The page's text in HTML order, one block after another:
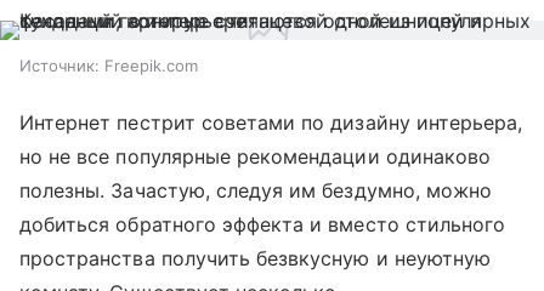
Источник: Freepik.com
Интернет пестрит советами по дизайну интерьера,
но не все популярные рекомендации одинаково
полезны. Зачастую, следуя им бездумно, можно
добиться обратного эффекта и вместо стильного
пространства получить безвкусную и неуютную